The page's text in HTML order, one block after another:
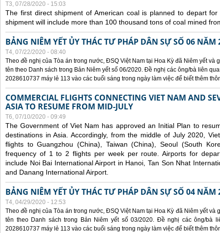
T3, 07/28/2020 - 15:03
The first direct shipment of American coal is planned to depart
shipment will include more than 100 thousand tons of coal mined
BẢNG NIÊM YẾT ỦY THÁC TƯ PHÁP DÂN SỰ SỐ 06 NĂM
T4, 07/22/2020 - 08:40
Theo đề nghị của Tòa án trong nước, ĐSQ Việt Nam tại Hoa Kỳ đã Niêm yết và
tên theo Danh sách trong Bản Niêm yết số 06/2020. Đề nghị các ông/bà liên
2028610737 máy lẻ 113 vào các buổi sáng trong ngày làm việc để biết thêm
COMMERCIAL FLIGHTS CONNECTING VIET NAM AND
ASIA TO RESUME FROM MID-JULY
T6, 07/10/2020 - 09:49
The Government of Viet Nam has approved an Initial Plan to
destinations in Asia. Accordingly, from the middle of July 2020,
flights to Guangzhou (China), Taiwan (China), Seoul (South
frequency of 1 to 2 flights per week per route. Airports for
include Noi Bai International Airport in Hanoi, Tan Son Nhat
and Danang International Airport.
BẢNG NIÊM YẾT ỦY THÁC TƯ PHÁP DÂN SỰ SỐ 04 NĂM
T4, 04/29/2020 - 12:53
Theo đề nghị của Tòa án trong nước, ĐSQ Việt Nam tại Hoa Kỳ đã Niêm yết
tên theo Danh sách trong Bản Niêm yết số 03/2020. Đề nghị các ông/bà
2028610737 máy lẻ 113 vào các buổi sáng trong ngày làm việc để biết thêm